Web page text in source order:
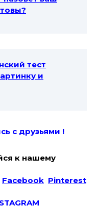
тест
и
с друзьями !
к нашему
Facebook Pinterest